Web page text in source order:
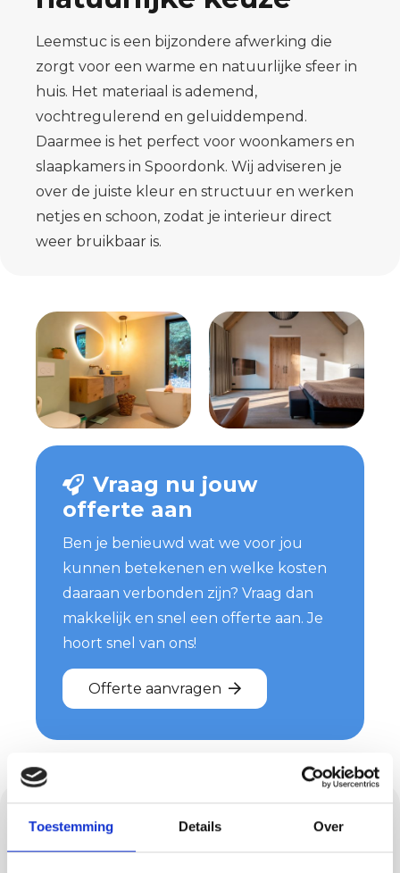
Toestemming Details Over
Leemstuc is een bijzondere afwerking die
zorgt voor een warme en natuurlijke sfeer in
huis. Het materiaal is ademend,
vochtregulerend en geluiddempend.
Daarmee is het perfect voor woonkamers en
slaapkamers in Spoordonk. Wij adviseren je
over de juiste kleur en structuur en werken
netjes en schoon, zodat je interieur direct
weer bruikbaar is.
Vraag nu jouw
offerte aan
Ben je benieuwd wat we voor jou
kunnen betekenen en welke kosten
daaraan verbonden zijn? Vraag dan
makkelijk en snel een offerte aan. Je
hoort snel van ons!
Offerte aanvragen
Vloeren en beton ciré
in Spoordonk